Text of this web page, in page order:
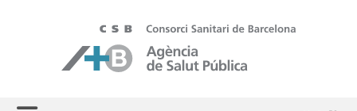
ASPB - Agència de Salut Pública de Barcelona